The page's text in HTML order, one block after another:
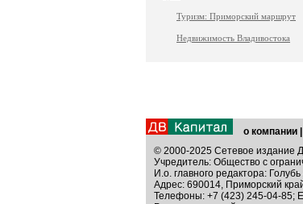
Туризм: Приморский маршрут
Недвижимость Владивостока
о компании
© 2000-2025 Сетевое издание
Учредитель: Общество с
И.о. главного редактора:
Адрес: 690014, Приморский
Телефоны: +7 (423) 245-04-85;